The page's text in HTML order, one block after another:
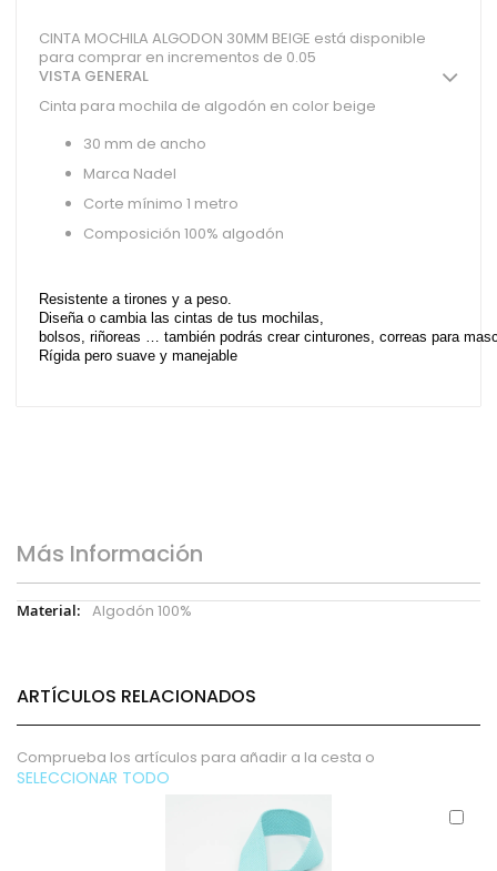
CINTA MOCHILA ALGODON 30MM BEIGE está disponible
para comprar en incrementos de 0.05
VISTA GENERAL
Cinta para mochila de algodón en color beige
30 mm de ancho
Marca Nadel
Corte mínimo 1 metro
Composición 100% algodón
Resistente a tirones y a peso.
Diseña o cambia las cintas de tus mochilas,
bolsos, riñoreas … también podrás crear cinturones, correas para
Rígida pero suave y manejable
Más Información
Más
Algodón 100%
ARTÍCULOS RELACIONADOS
Comprueba los artículos para añadir a la cesta o
SELECCIONAR TODO